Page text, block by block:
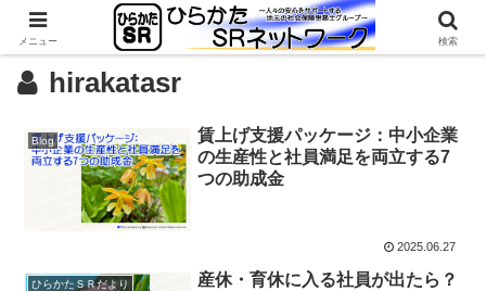
hirakatasr
Blog
賃上げ支援パッケージ：中小企業
の生産性と社員満足を両立する7
つの助成金
2025.06.27
ひらかたＳＲだより
産休・育休に入る社員が出たら？
メニュー 検索